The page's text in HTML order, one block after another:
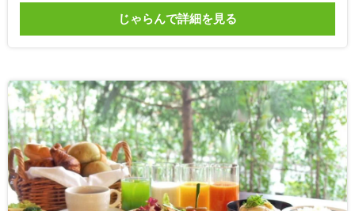
じゃらんで詳細を見る